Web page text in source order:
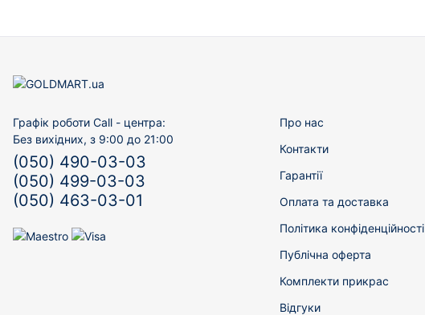
Графік роботи Call - центра:
Без вихідних, з 9:00 до 21:00
(050) 490-03-03
(050) 499-03-03
(050) 463-03-01
Про нас
Контакти
Гарантії
Оплата та доставка
Політика конфіденційності
Публічна оферта
Комплекти прикрас
Відгуки